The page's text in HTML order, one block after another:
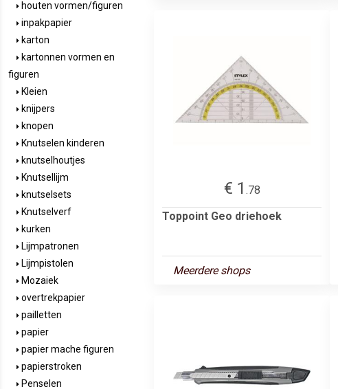
houten vormen/figuren
inpakpapier
karton
kartonnen vormen en
figuren
Kleien
knijpers
knopen
Knutselen kinderen
knutselhoutjes
Knutsellijm
knutselsets
Knutselverf
kurken
Lijmpatronen
Lijmpistolen
Mozaiek
overtrekpapier
pailletten
papier
papier mache figuren
papierstroken
Penselen
€ 1 .78
Toppoint Geo driehoek
Meerdere shops